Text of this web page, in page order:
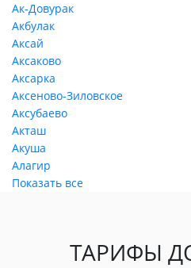
Ак-Довурак
Акбулак
Аксай
Аксаково
Аксарка
Аксеново-Зиловское
Аксубаево
Акташ
Акуша
Алагир
Показать все
ТАРИФЫ